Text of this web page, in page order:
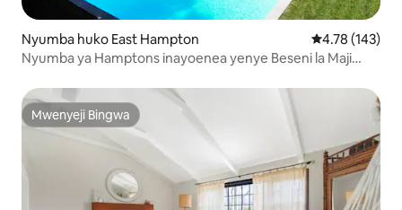
Nyumba huko East Hampton Ukadiriaji wa
4.78 (143)
Nyumba ya Hamptons inayoenea yenye Beseni la Maji
Mwenyeji Bingwa
Mwenyeji Bingwa